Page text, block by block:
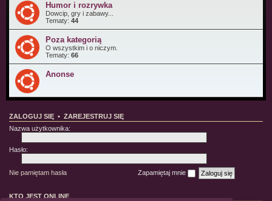
Humor i rozrywka
Dowcip, gry i zabawy...
Tematy: 44
Poza kategorią
O wszystkim i o niczym.
Tematy: 66
Anonse
ZALOGUJ SIĘ • ZAREJESTRUJ SIĘ
Nazwa użytkownika:
Hasło:
Nie pamiętam hasła Zapamiętaj mnie
KTO JEST ONLINE